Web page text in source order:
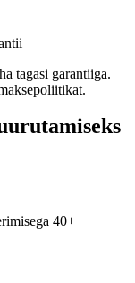
tagasi garantiiga.
.
40+